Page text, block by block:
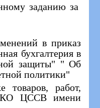
заданию за
в приказ
бухгалтерия в
защиты" " Об
политики"
товаров, работ,
ЦССВ имени